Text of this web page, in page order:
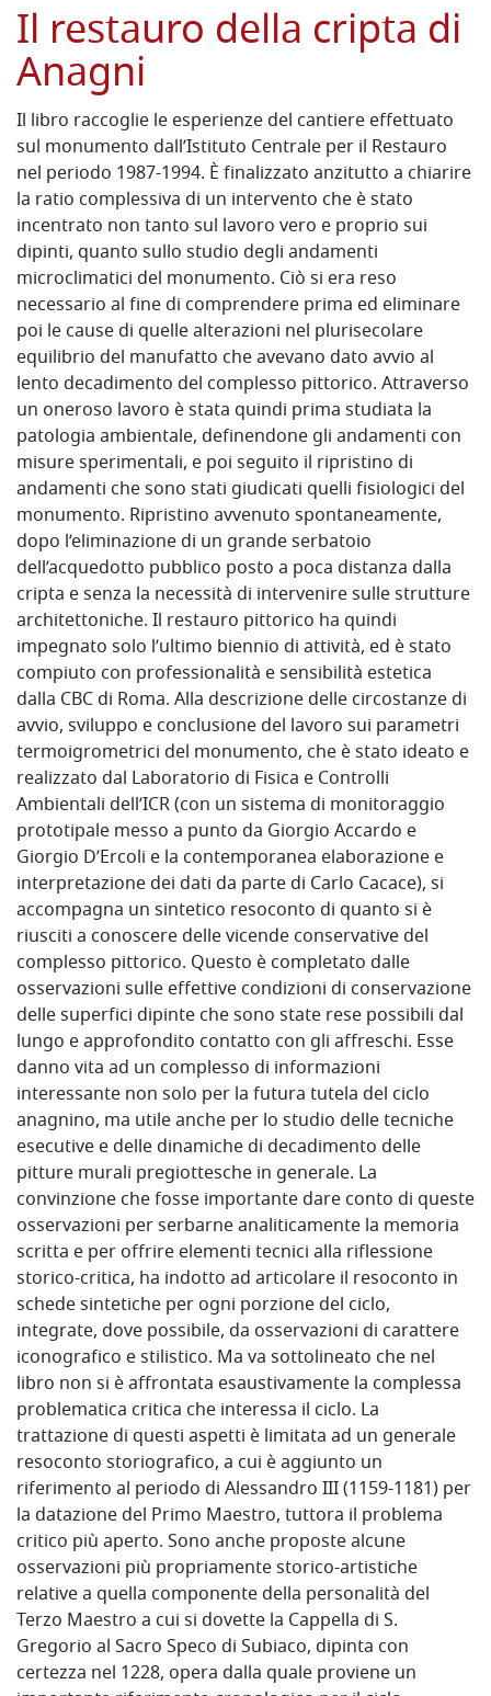
Il restauro della cripta di
Anagni
Il libro raccoglie le esperienze del cantiere effettuato
sul monumento dall’Istituto Centrale per il Restauro
nel periodo 1987-1994. È finalizzato anzitutto a chiarire
la ratio complessiva di un intervento che è stato
incentrato non tanto sul lavoro vero e proprio sui
dipinti, quanto sullo studio degli andamenti
microclimatici del monumento. Ciò si era reso
necessario al fine di comprendere prima ed eliminare
poi le cause di quelle alterazioni nel plurisecolare
equilibrio del manufatto che avevano dato avvio al
lento decadimento del complesso pittorico. Attraverso
un oneroso lavoro è stata quindi prima studiata la
patologia ambientale, definendone gli andamenti con
misure sperimentali, e poi seguito il ripristino di
andamenti che sono stati giudicati quelli fisiologici del
monumento. Ripristino avvenuto spontaneamente,
dopo l’eliminazione di un grande serbatoio
dell’acquedotto pubblico posto a poca distanza dalla
cripta e senza la necessità di intervenire sulle strutture
architettoniche. Il restauro pittorico ha quindi
impegnato solo l’ultimo biennio di attività, ed è stato
compiuto con professionalità e sensibilità estetica
dalla CBC di Roma. Alla descrizione delle circostanze di
avvio, sviluppo e conclusione del lavoro sui parametri
termoigrometrici del monumento, che è stato ideato e
realizzato dal Laboratorio di Fisica e Controlli
Ambientali dell’ICR (con un sistema di monitoraggio
prototipale messo a punto da Giorgio Accardo e
Giorgio D’Ercoli e la contemporanea elaborazione e
interpretazione dei dati da parte di Carlo Cacace), si
accompagna un sintetico resoconto di quanto si è
riusciti a conoscere delle vicende conservative del
complesso pittorico. Questo è completato dalle
osservazioni sulle effettive condizioni di conservazione
delle superfici dipinte che sono state rese possibili dal
lungo e approfondito contatto con gli affreschi. Esse
danno vita ad un complesso di informazioni
interessante non solo per la futura tutela del ciclo
anagnino, ma utile anche per lo studio delle tecniche
esecutive e delle dinamiche di decadimento delle
pitture murali pregiottesche in generale. La
convinzione che fosse importante dare conto di queste
osservazioni per serbarne analiticamente la memoria
scritta e per offrire elementi tecnici alla riflessione
storico-critica, ha indotto ad articolare il resoconto in
schede sintetiche per ogni porzione del ciclo,
integrate, dove possibile, da osservazioni di carattere
iconografico e stilistico. Ma va sottolineato che nel
libro non si è affrontata esaustivamente la complessa
problematica critica che interessa il ciclo. La
trattazione di questi aspetti è limitata ad un generale
resoconto storiografico, a cui è aggiunto un
riferimento al periodo di Alessandro III (1159-1181) per
la datazione del Primo Maestro, tuttora il problema
critico più aperto. Sono anche proposte alcune
osservazioni più propriamente storico-artistiche
relative a quella componente della personalità del
Terzo Maestro a cui si dovette la Cappella di S.
Gregorio al Sacro Speco di Subiaco, dipinta con
certezza nel 1228, opera dalla quale proviene un